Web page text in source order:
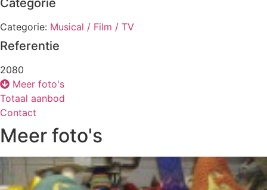
Categorie: Musical / Film / TV
Referentie
2080
Meer foto's
Totaal aanbod
Contact
Meer foto's